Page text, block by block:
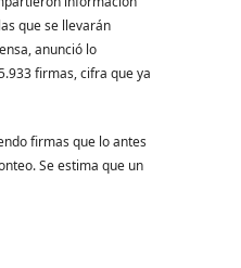
que se llevarán
anunció lo
firmas, cifra que ya
firmas que lo antes
Se estima que un